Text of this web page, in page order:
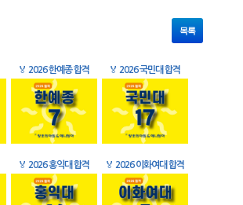
목록
🏅 2026 한예종 합격 🏅 2026 국민대 합격
🏅 2026 홍익대 합격 🏅 2026 이화여대 합격